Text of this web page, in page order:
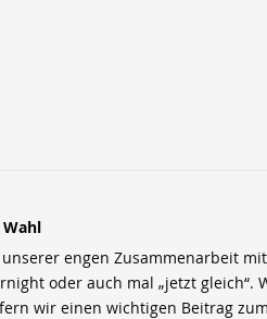
engen Zusammenarbeit
oder auch mal „jetzt
wir einen wichtigen Beitrag